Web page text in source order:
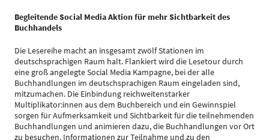
Begleitende Social Media Aktion für mehr Sichtbarkeit des
Buchhandels
Die Lesereihe macht an insgesamt zwölf Stationen im
deutschsprachigen Raum halt. Flankiert wird die Lesetour durch
eine groß angelegte Social Media Kampagne, bei der alle
Buchhandlungen im deutschsprachigen Raum eingeladen sind,
mitzumachen. Die Einbindung reichweitenstarker
Multiplikator:innen aus dem Buchbereich und ein Gewinnspiel
sorgen für Aufmerksamkeit und Sichtbarkeit für die teilnehmenden
Buchhandlungen und animieren dazu, die Buchhandlungen vor Ort
zu besuchen. Informationen zur Teilnahme und zu den